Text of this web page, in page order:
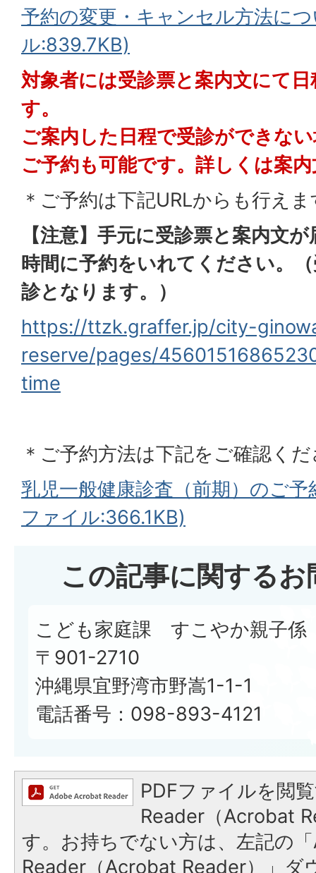
予約の変更・キャンセル方法に
ル:839.7KB)
対象者には受診票と案内文にて
す。
ご案内した日程で受診ができな
ご予約も可能です。詳しくは案
＊ご予約は下記URLからも行え
【注意】手元に受診票と案内文
時間に予約をいれてください。
診となります。）
https://ttzk.graffer.jp/city-
reserve/pages/
time
＊ご予約方法は下記をご確認く
乳児一般健康診査（前期）のご
ファイル:366.1KB)
この記事に関する
こども家庭課 すこやか親子係
〒901-2710
沖縄県宜野湾市野嵩1-1-1
電話番号：098-893-4121
PDFファイルを閲
Reader（Acrobat
す。お持ちでない方は、左記の
Reader（Acrobat Reader）」ダ